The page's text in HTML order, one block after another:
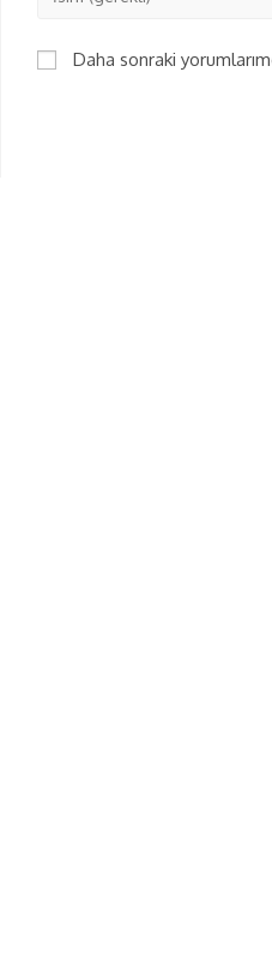
Daha sonraki